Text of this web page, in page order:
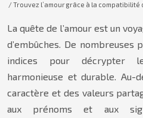
/ Trouvez l’amour grâce à la
La quête de l’amour est un
d’embûches. De nombreuses
indices pour décrypter
harmonieuse et durable.
caractère et des valeurs
aux prénoms et aux